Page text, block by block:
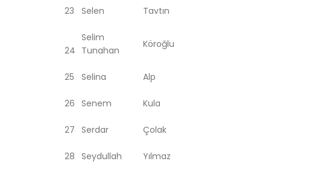
23 Selen Tavtın
24
Selim
Tunahan
Köroğlu
25 Selina Alp
26 Senem Kula
27 Serdar Çolak
28 Seydullah Yılmaz